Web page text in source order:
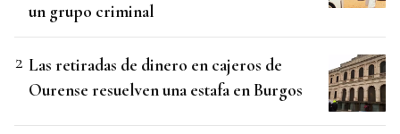
un grupo criminal
Las retiradas de dinero en cajeros de
Ourense resuelven una estafa en Burgos